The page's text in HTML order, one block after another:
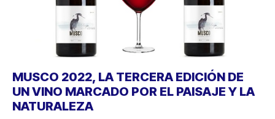
MUSCO 2022, LA TERCERA EDICIÓN DE
UN VINO MARCADO POR EL PAISAJE Y LA
NATURALEZA